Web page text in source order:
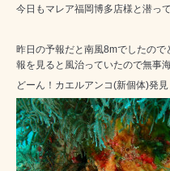
今日も マレア福岡博多店様と潜っ
昨日の予報だと南風8mでしたの
報を見ると風治っていたので無事
どーん！カエルアンコ(新個体)発見